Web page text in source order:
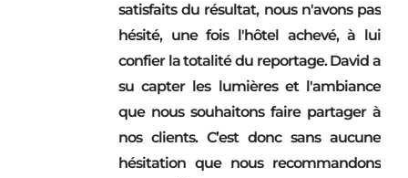
satisfaits du résultat, nous n'avons pas
hésité, une fois l'hôtel achevé, à lui
confier la totalité du reportage. David a
su capter les lumières et l'ambiance
que nous souhaitons faire partager à
nos clients. C’est donc sans aucune
hésitation que nous recommandons